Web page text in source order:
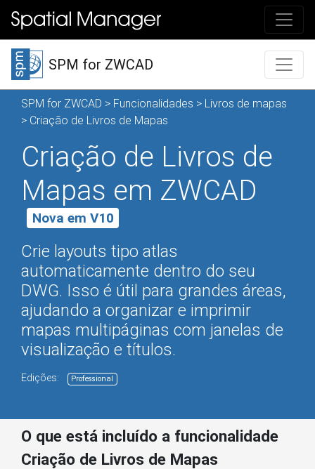
SPM for ZWCAD
SPM for ZWCAD > Funcionalidades > Livros de mapas
> Criação de Livros de Mapas
Criação de Livros de
Mapas em ZWCAD
Nova em V10
Crie layouts tipo atlas
automaticamente dentro do seu
DWG. Isso é útil para grandes áreas,
ajudando a organizar e imprimir
mapas multipáginas com janelas de
visualização e títulos.
Edições: Professional
O que está incluído a funcionalidade
Criação de Livros de Mapas